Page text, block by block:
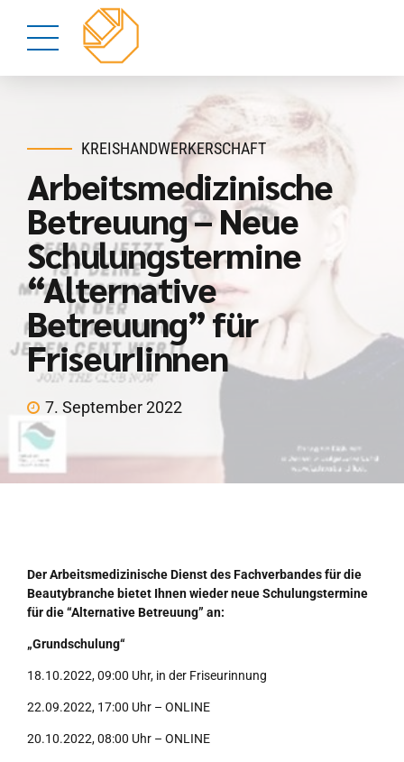
KREISHANDWERKERSCHAFT
Arbeitsmedizinische
Betreuung – Neue
Schulungstermine
“Alternative
Betreuung” für
FriseurIinnen
7. September 2022
Der Arbeitsmedizinische Dienst des Fachverbandes für die
Beautybranche bietet Ihnen wieder neue Schulungstermine
für die “Alternative Betreuung” an:
„Grundschulung“
18.10.2022, 09:00 Uhr, in der Friseurinnung
22.09.2022, 17:00 Uhr – ONLINE
20.10.2022, 08:00 Uhr – ONLINE